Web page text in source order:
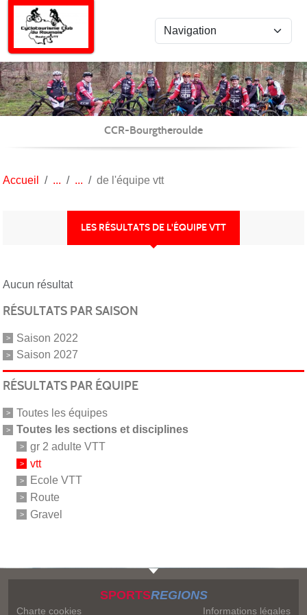
CCR-Bourgtheroulde
Accueil de l'équipe vtt
LES RÉSULTATS DE L'ÉQUIPE VTT
Aucun résultat
RÉSULTATS PAR SAISON
Saison 2022
Saison 2027
RÉSULTATS PAR ÉQUIPE
Toutes les équipes
Toutes les sections et disciplines
gr 2 adulte VTT
vtt
Ecole VTT
Route
Gravel
SPORTSREGIONS
Charte cookies Informations légales
Panneau de gestion des cookies